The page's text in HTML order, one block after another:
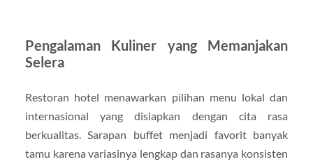
Pengalaman Kuliner yang Memanjakan
Selera
Restoran hotel menawarkan pilihan menu lokal dan
internasional yang disiapkan dengan cita rasa
berkualitas. Sarapan buffet menjadi favorit banyak
tamu karena variasinya lengkap dan rasanya konsisten